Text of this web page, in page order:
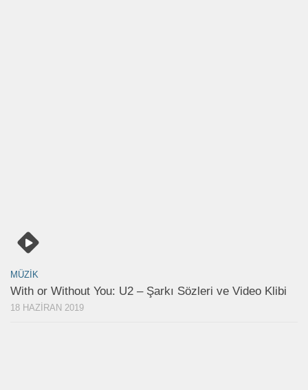
MÜZIK
With or Without You: U2 – Şarkı Sözleri ve Video Klibi
18 HAZIRAN 2019